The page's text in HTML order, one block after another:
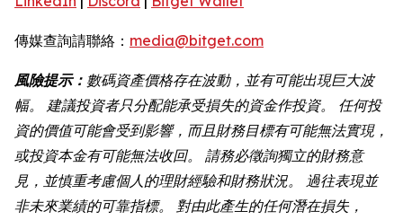
傳媒查詢請聯絡： media@bitget.com
風險提示： 數碼資產價格存在波動，並有可能出現巨大波
幅。 建議投資者只分配能承受損失的資金作投資。 任何投
資的價值可能會受到影響，而且財務目標有可能無法實現，
或投資本金有可能無法收回。 請務必徵詢獨立的財務意
見，並慎重考慮個人的理財經驗和財務狀況。 過往表現並
非未來業績的可靠指標。 對由此產生的任何潛在損失，